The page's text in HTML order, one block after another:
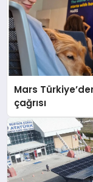
Mars
çağrısı